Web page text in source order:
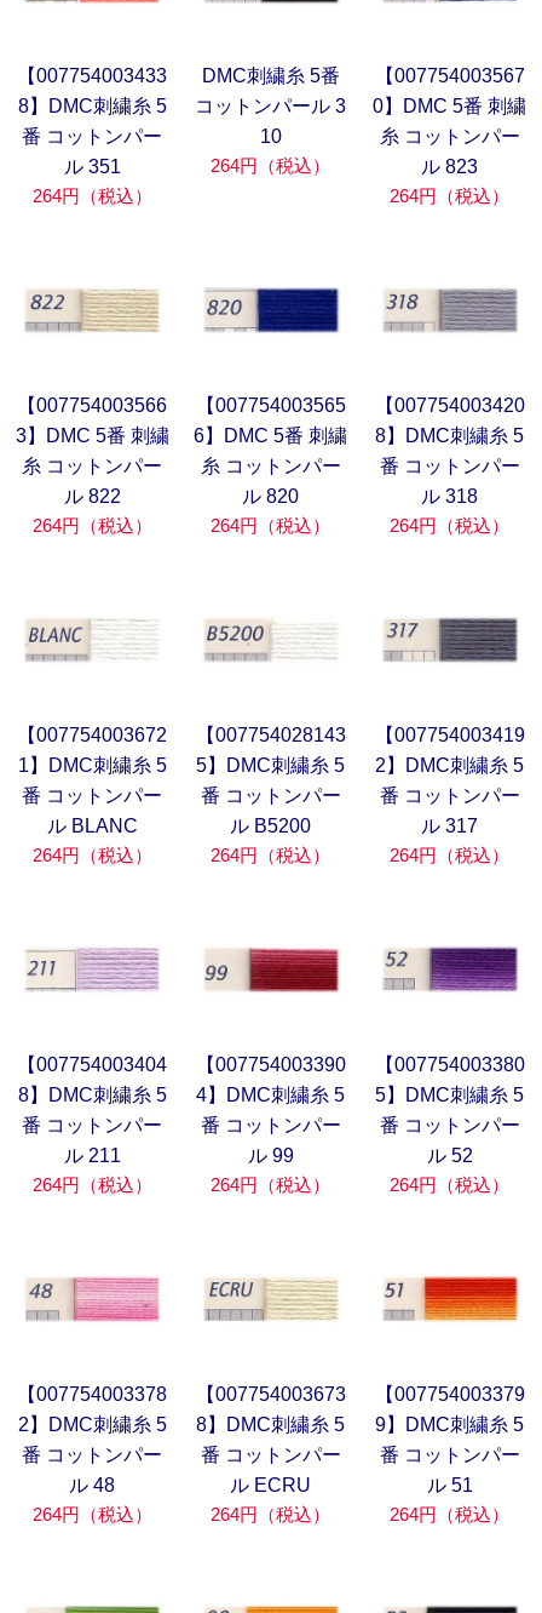
【007754003433
8】DMC刺繍糸 5
番 コットンパー
ル 351
264円（税込）
DMC刺繍糸 5番
コットンパール 3
10
264円（税込）
【007754003567
0】DMC 5番 刺繍
糸 コットンパー
ル 823
264円（税込）
【007754003566
3】DMC 5番 刺繍
糸 コットンパー
ル 822
264円（税込）
【007754003565
6】DMC 5番 刺繍
糸 コットンパー
ル 820
264円（税込）
【007754003420
8】DMC刺繍糸 5
番 コットンパー
ル 318
264円（税込）
【007754003672
1】DMC刺繍糸 5
番 コットンパー
ル BLANC
264円（税込）
【007754028143
5】DMC刺繍糸 5
番 コットンパー
ル B5200
264円（税込）
【007754003419
2】DMC刺繍糸 5
番 コットンパー
ル 317
264円（税込）
【007754003404
8】DMC刺繍糸 5
番 コットンパー
ル 211
264円（税込）
【007754003390
4】DMC刺繍糸 5
番 コットンパー
ル 99
264円（税込）
【007754003380
5】DMC刺繍糸 5
番 コットンパー
ル 52
264円（税込）
【007754003378
2】DMC刺繍糸 5
番 コットンパー
ル 48
264円（税込）
【007754003673
8】DMC刺繍糸 5
番 コットンパー
ル ECRU
264円（税込）
【007754003379
9】DMC刺繍糸 5
番 コットンパー
ル 51
264円（税込）